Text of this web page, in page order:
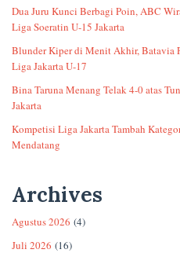
Dua Juru Kunci Berbagi Poin, ABC
Liga Soeratin U-15 Jakarta
Blunder Kiper di Menit Akhir, Batavia
Liga Jakarta U-17
Bina Taruna Menang Telak 4-0 atas
Jakarta
Kompetisi Liga Jakarta Tambah
Mendatang
Archives
Agustus 2026 (4)
Juli 2026 (16)